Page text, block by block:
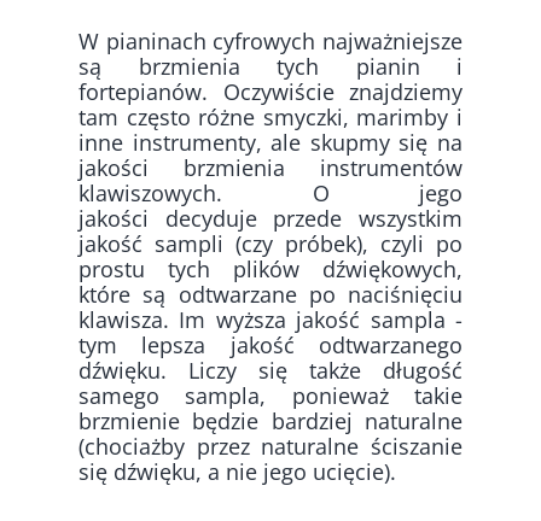
W pianinach cyfrowych najważniejsze
są brzmienia tych pianin i
fortepianów. Oczywiście znajdziemy
tam często różne smyczki, marimby i
inne instrumenty, ale skupmy się na
jakości brzmienia instrumentów
klawiszowych. O jego
jakości decyduje przede wszystkim
jakość sampli (czy próbek), czyli po
prostu tych plików dźwiękowych,
które są odtwarzane po naciśnięciu
klawisza. Im wyższa jakość sampla -
tym lepsza jakość odtwarzanego
dźwięku. Liczy się także długość
samego sampla, ponieważ takie
brzmienie będzie bardziej naturalne
(chociażby przez naturalne ściszanie
się dźwięku, a nie jego ucięcie).